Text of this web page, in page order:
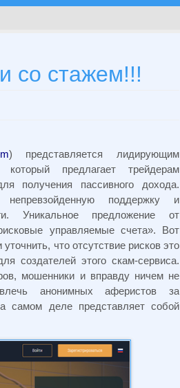
со стажем!!!
) представляется лидирующим
предлагает трейдерам
получения пассивного дохода.
поддержку и
Уникальное предложение от
управляемые счета». Вот
что отсутствие рисков это
создателей этого скам-сервиса.
мошенники и вправду ничем не
анонимных аферистов за
самом деле представляет собой